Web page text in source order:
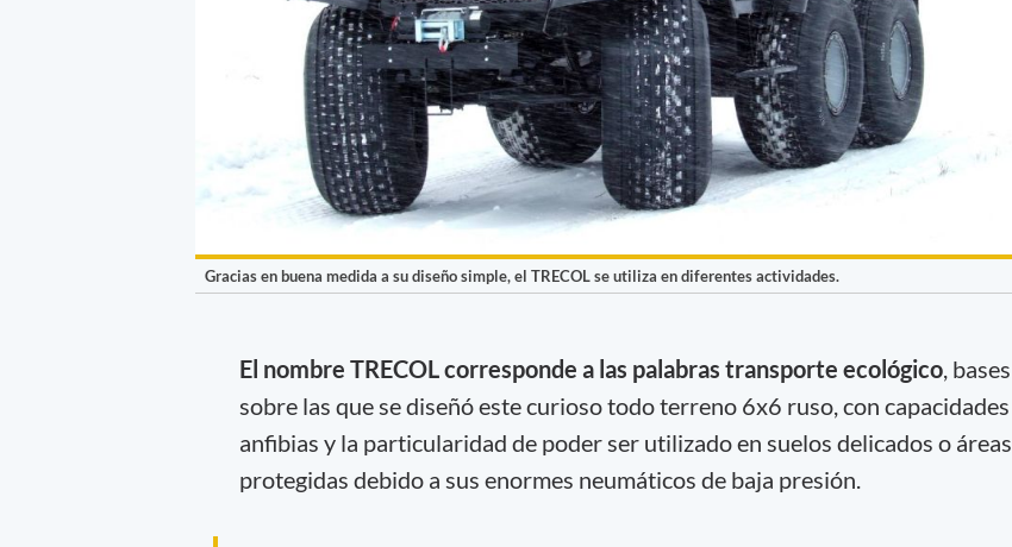
Gracias en buena medida a su diseño simple, el TRECOL se utiliza en diferentes actividades.
El nombre TRECOL corresponde a las palabras transporte ecológico, bases
sobre las que se diseñó este curioso todo terreno 6x6 ruso, con capacidades
anfibias y la particularidad de poder ser utilizado en suelos delicados o áreas
protegidas debido a sus enormes neumáticos de baja presión.